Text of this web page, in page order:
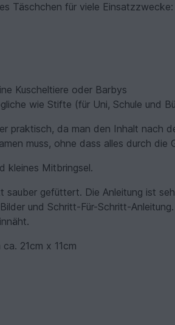
Täschchen für viele Einsatzzwecke:
Kuscheltiere oder Barbys
wie Stifte (für Uni, Schule und
praktisch, da man den Inhalt nach
muss, ohne dass alles durch die
kleines Mitbringsel.
sauber gefüttert. Die Anleitung ist
und Schritt-Für-Schritt-
21cm x 11cm